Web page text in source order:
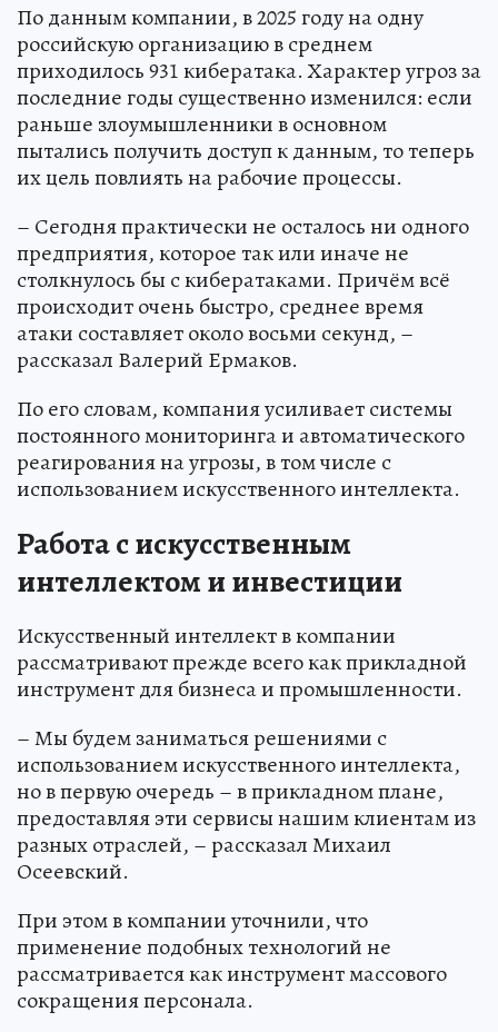
По данным компании, в 2025 году на одну
российскую организацию в среднем
приходилось 931 кибератака. Характер угроз за
последние годы существенно изменился: если
раньше злоумышленники в основном
пытались получить доступ к данным, то теперь
их цель повлиять на рабочие процессы.
– Сегодня практически не осталось ни одного
предприятия, которое так или иначе не
столкнулось бы с кибератаками. Причём всё
происходит очень быстро, среднее время
атаки составляет около восьми секунд, –
рассказал Валерий Ермаков.
По его словам, компания усиливает системы
постоянного мониторинга и автоматического
реагирования на угрозы, в том числе с
использованием искусственного интеллекта.
Работа с искусственным
интеллектом и инвестиции
Искусственный интеллект в компании
рассматривают прежде всего как прикладной
инструмент для бизнеса и промышленности.
– Мы будем заниматься решениями с
использованием искусственного интеллекта,
но в первую очередь – в прикладном плане,
предоставляя эти сервисы нашим клиентам из
разных отраслей, – рассказал Михаил
Осеевский.
При этом в компании уточнили, что
применение подобных технологий не
рассматривается как инструмент массового
сокращения персонала.